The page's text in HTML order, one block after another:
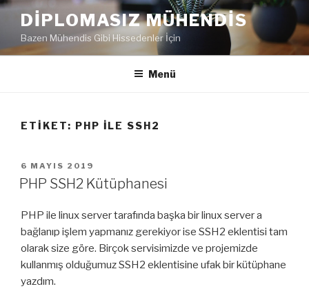
İçeriğe
DIPLOMASIZ MÜHENDIS
Bazen Mühendis Gibi Hissedenler İçin
Menü
ETIKET: PHP ILE SSH2
YAYIM
TARIHI
6 MAYIS 2019
PHP SSH2 Kütüphanesi
PHP ile linux server tarafında başka bir linux server a
bağlanıp işlem yapmanız gerekiyor ise SSH2 eklentisi tam
olarak size göre. Birçok servisimizde ve projemizde
kullanmış olduğumuz SSH2 eklentisine ufak bir kütüphane
yazdım.